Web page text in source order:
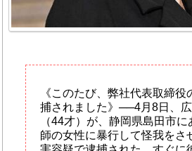
《このたび、弊社代表取締役
捕されました》──4月8日、
（44才）が、静岡県島田市
師の女性に暴行して怪我をさ